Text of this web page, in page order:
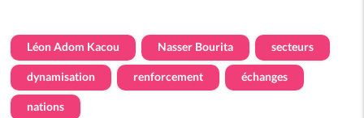
Léon Adom Kacou Nasser Bourita secteurs
dynamisation renforcement échanges
nations